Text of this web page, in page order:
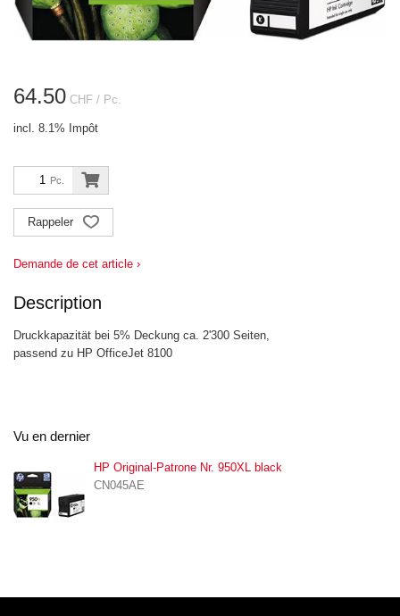
64.50 CHF / Pc.
incl. 8.1% Impôt
Pc.
Rappeler
Demande de cet article ›
Description
Druckkapazität bei 5% Deckung ca. 2'300 Seiten,
passend zu HP OfficeJet 8100
Vu en dernier
HP Original-Patrone Nr. 950XL black
CN045AE